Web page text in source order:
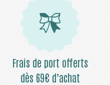
Frais de port offerts
dès 69€ d’achat